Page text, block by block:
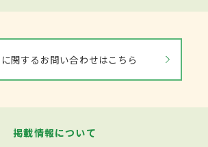
関するお問い合わせはこちら
掲載情報について